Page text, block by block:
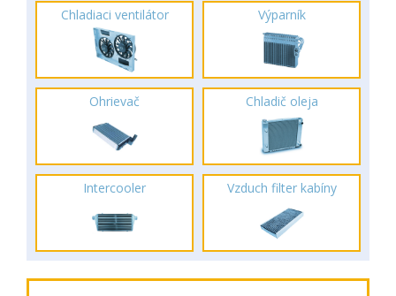
Chladiaci ventilátor Výparník
Ohrievač Chladič oleja
Intercooler Vzduch filter kabíny